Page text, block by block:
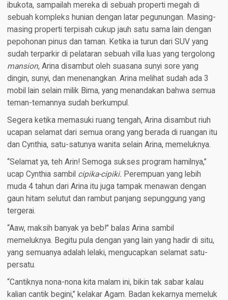
ibukota, sampailah mereka di sebuah properti megah di
sebuah kompleks hunian dengan latar pegunungan. Masing-
masing properti terpisah cukup jauh satu sama lain dengan
pepohonan pinus dan taman. Ketika ia turun dari SUV yang
sudah terparkir di pelataran sebuah villa luas yang tergolong
mansion, Arina disambut oleh suasana sunyi sore yang
dingin, sunyi, dan menenangkan. Arina melihat sudah ada 3
mobil lain selain milik Bima, yang menandakan bahwa semua
teman-temannya sudah berkumpul.
Segera ketika memasuki ruang tengah, Arina disambut riuh
ucapan selamat dari semua orang yang berada di ruangan itu
dan Cynthia, satu-satunya wanita selain Arina, memeluknya.
“Selamat ya, teh Arin! Semoga sukses program hamilnya,”
ucap Cynthia sambil cipika-cipiki. Perempuan yang lebih
muda 4 tahun dari Arina itu juga tampak menawan dengan
gaun hitam selutut dan rambut panjang sepunggung yang
tergerai.
“Aaw, maksih banyak ya beb!” balas Arina sambil
memeluknya. Begitu pula dengan yang lain yang hadir di situ,
yang semuanya adalah lelaki, mengucapkan selamat satu-
persatu.
“Cantiknya nona-nona kita malam ini, bikin tak sabar kalau
kalian cantik begini,” kelakar Agam. Badan kekarnya memeluk